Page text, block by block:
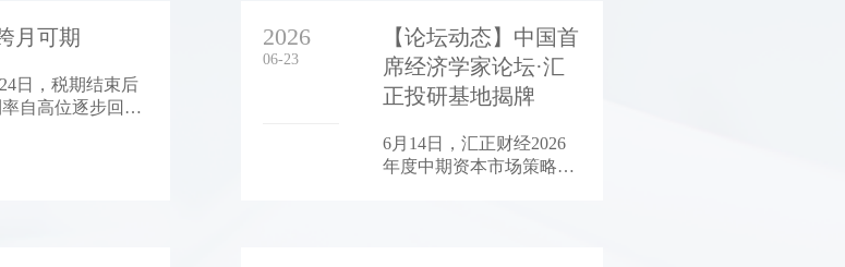
月可期
日，税期结束后
自高位逐步回
2026
06-23
【论坛动态】中国首
席经济学家论坛·汇
正投研基地揭牌
6月14日，汇正财经2026
年度中期资本市场策略会